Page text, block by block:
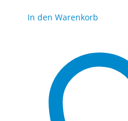
In den Warenkorb